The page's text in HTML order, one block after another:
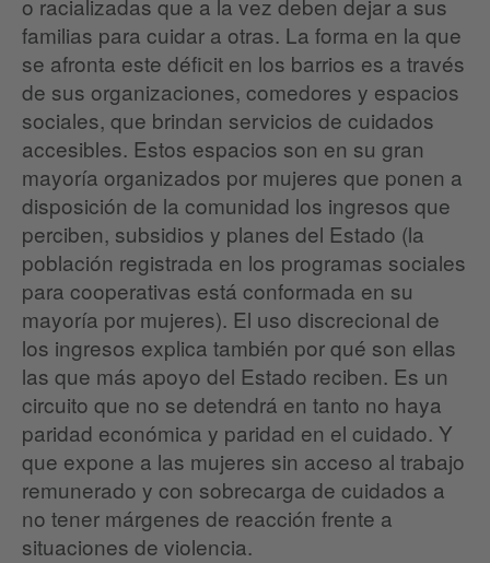
o racializadas que a la vez deben dejar a sus
familias para cuidar a otras. La forma en la que
se afronta este déficit en los barrios es a través
de sus organizaciones, comedores y espacios
sociales, que brindan servicios de cuidados
accesibles. Estos espacios son en su gran
mayoría organizados por mujeres que ponen a
disposición de la comunidad los ingresos que
perciben, subsidios y planes del Estado (la
población registrada en los programas sociales
para cooperativas está conformada en su
mayoría por mujeres). El uso discrecional de
los ingresos explica también por qué son ellas
las que más apoyo del Estado reciben. Es un
circuito que no se detendrá en tanto no haya
paridad económica y paridad en el cuidado. Y
que expone a las mujeres sin acceso al trabajo
remunerado y con sobrecarga de cuidados a
no tener márgenes de reacción frente a
situaciones de violencia.